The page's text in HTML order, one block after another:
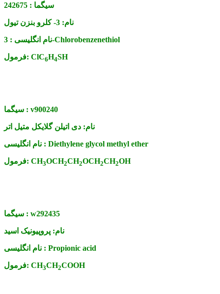
سیگما : 242675
نام: 3- کلرو بنزن تیول
نام انگلیسی :3-Chlorobenzenethiol
فرمول: ClC6H4SH
سیگما : v900240
نام: دی اتیلن گلایکل متیل اتر
نام انگلیسی : Diethylene glycol methyl ether
فرمول: CH3OCH2CH2OCH2CH2OH
سیگما : w292435
نام: پروپیونیک اسید
نام انگلیسی : Propionic acid
فرمول: CH3CH2COOH